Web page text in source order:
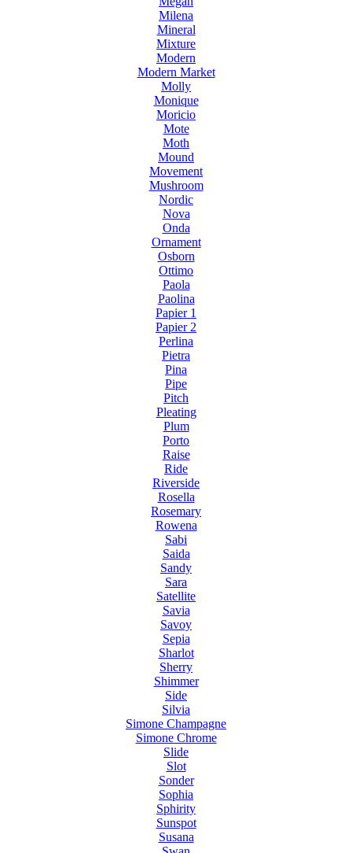
Milena
Mineral
Mixture
Modern
Modern Market
Molly
Monique
Moricio
Mote
Moth
Mound
Movement
Mushroom
Nordic
Nova
Onda
Ornament
Osborn
Ottimo
Paola
Paolina
Papier 1
Papier 2
Perlina
Pietra
Pina
Pipe
Pitch
Pleating
Plum
Porto
Raise
Ride
Riverside
Rosella
Rosemary
Rowena
Sabi
Saida
Sandy
Sara
Satellite
Savia
Savoy
Sepia
Sharlot
Sherry
Shimmer
Side
Silvia
Simone Champagne
Simone Chrome
Slide
Slot
Sonder
Sophia
Sphirity
Sunspot
Susana